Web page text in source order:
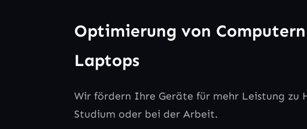
Optimierung von
Laptops
Wir fördern Ihre Geräte für mehr Leistung zu
Studium oder bei der Arbeit.